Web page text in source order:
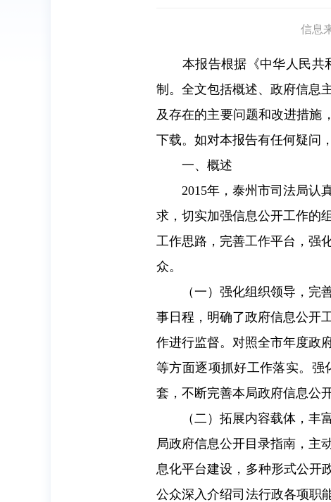
信息
本报告根据《中华人民共和
制。全文包括概述、政府信息
及存在的主要问题和改进措施
下载。如对本报告有任何疑问
一、概述
2015年，泰州市司法局认
求，切实加强信息公开工作的
工作思路，完善工作平台，强
众。
（一）强化组织领导，完善
事日程，明确了政府信息公开
作进行监督。对照全市年度政
等方面逐项抓好工作落实。强
套，不断完善本局政府信息公
（二）拓展内容载体，丰富
局政府信息公开目录指南，主
息化平台建设，多种形式公开
公众深入介绍司法行政各项职